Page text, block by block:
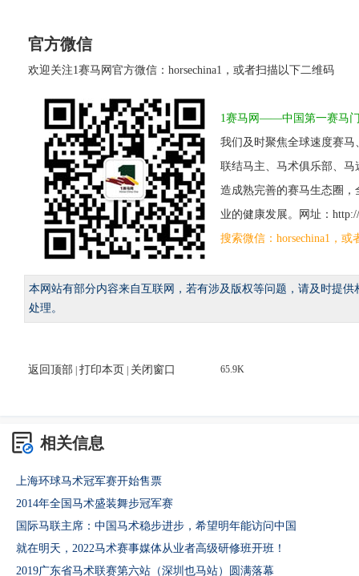
官方微信
欢迎关注1赛马网官方微信：horsechina1，或者扫描以下二维码
1赛马网——中国第一赛马
我们及时聚焦全球速度赛
联结马主、马术俱乐部、
造成熟完善的赛马生态圈
业的健康发展。网址：http://
搜索微信：horsechina1，
本网站有部分内容来自互联网，若有涉及版权等问题，请及时提
处理。
返回顶部 | 打印本页 | 关闭窗口 65.9K
相关信息
上海环球马术冠军赛开始售票
2014年全国马术盛装舞步冠军赛
国际马联主席：中国马术稳步进步，希望明年能访问中国
就在明天，2022马术赛事媒体从业者高级研修班开班！
2019广东省马术联赛第六站（深圳也马站）圆满落幕